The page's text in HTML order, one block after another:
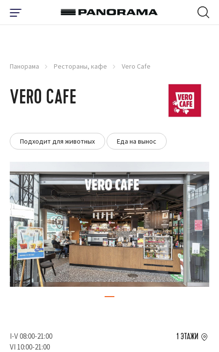
Панорама Рестораны, кафе Vero Cafe
VERO CAFE
Подходит для животных Еда на вынос
I-V 08:00-21:00
VI 10:00-21:00
1 ЭТАЖИ